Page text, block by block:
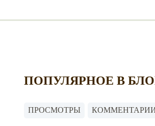
ПОПУЛЯРНОЕ В
ПРОСМОТРЫ